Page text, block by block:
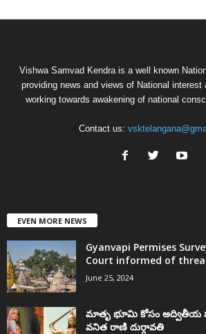
Vishwa Samvad Kendra is a well known
providing news and views of National interest
working towards awakening of national
Contact us:
EVEN MORE NEWS
Gyanvapi Permises
Court informed of
June 25, 2024
మాతృ భూమి కోసం అద్వితీయ
వనిత రాణి దుర్గావతి